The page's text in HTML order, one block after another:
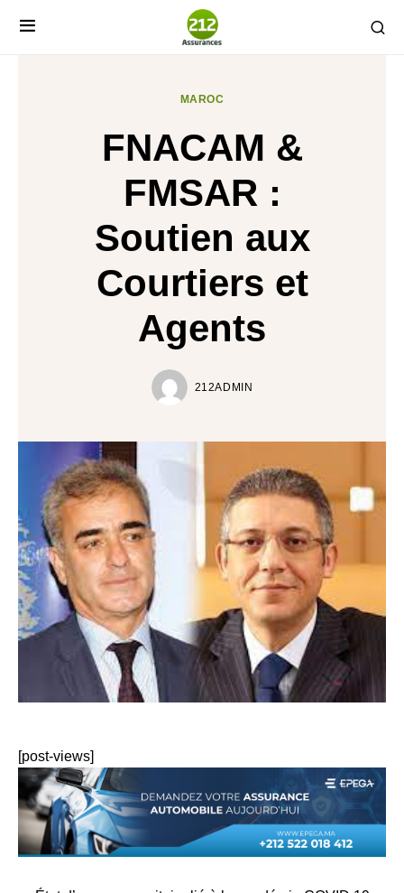
MAROC
FNACAM &
FMSAR :
Soutien aux
Courtiers et
Agents
212ADMIN
[post-views]